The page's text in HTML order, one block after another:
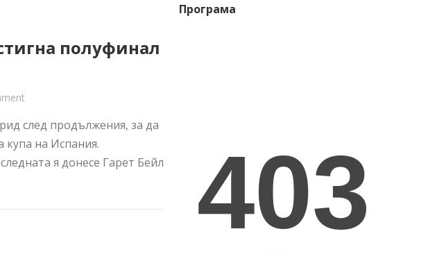
полуфинал
след продължения, за да
купа на Испания.
я донесе Гарет Бейл
Програма